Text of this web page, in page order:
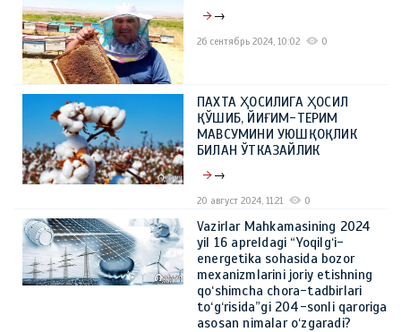
→
26 сентябрь 2024, 10:02 0
ПАХТА ҲОСИЛИГА ҲОСИЛ
ҚЎШИБ, ЙИҒИМ-ТЕРИМ
МАВСУМИНИ УЮШҚОҚЛИК
БИЛАН ЎТКАЗАЙЛИК
→
20 август 2024, 11:21 0
Vazirlar Mahkamasining 2024
yil 16 apreldagi “Yoqilg‘i-
energetika sohasida bozor
mexanizmlarini joriy etishning
qo‘shimcha chora-tadbirlari
to‘g‘risida”gi 204-sonli qaroriga
asosan nimalar o‘zgaradi?